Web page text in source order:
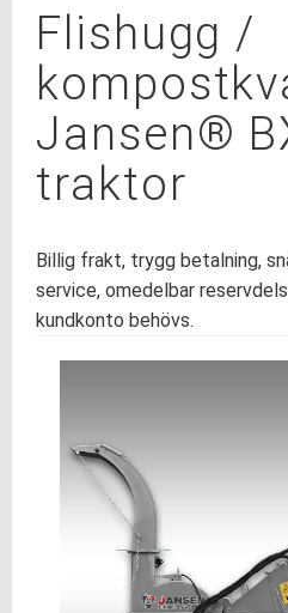
Flishugg /
Jansen®
traktor
Billig frakt, trygg betalning,
service, omedelbar
kundkonto behövs.